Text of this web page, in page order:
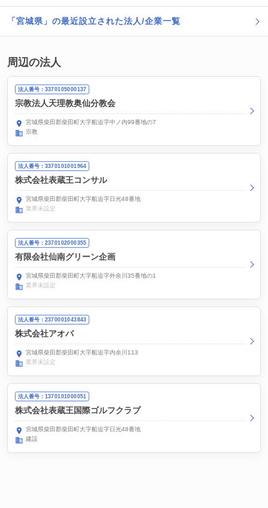
「宮城県」の最近設立された法人/企業一覧
周辺の法人
法人番号：3370105000137
宗教法人天理教奥仙分教会
宮城県柴田郡柴田町大字船迫字中ノ内99番地の7
宗教
法人番号：3370101001964
株式会社表蔵王コンサル
宮城県柴田郡柴田町大字船迫字日光48番地
業界未設定
法人番号：2370102000355
有限会社仙南グリーン企画
宮城県柴田郡柴田町大字船迫字外余川35番地の1
業界未設定
法人番号：2370001043843
株式会社アオバ
宮城県柴田郡柴田町大字船迫字内余川113
業界未設定
法人番号：1370101000051
株式会社表蔵王国際ゴルフクラブ
宮城県柴田郡柴田町大字船迫字日光48番地
建設